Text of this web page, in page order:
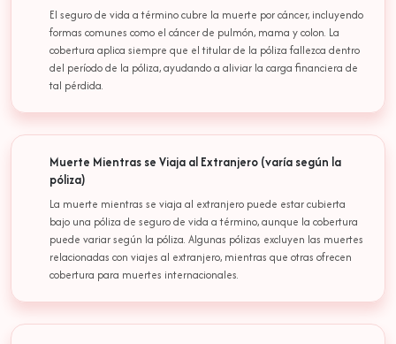
El seguro de vida a término cubre la muerte por cáncer, incluyendo
formas comunes como el cáncer de pulmón, mama y colon. La
cobertura aplica siempre que el titular de la póliza fallezca dentro
del período de la póliza, ayudando a aliviar la carga financiera de
tal pérdida.
Muerte Mientras se Viaja al Extranjero (varía según la
póliza)
La muerte mientras se viaja al extranjero puede estar cubierta
bajo una póliza de seguro de vida a término, aunque la cobertura
puede variar según la póliza. Algunas pólizas excluyen las muertes
relacionadas con viajes al extranjero, mientras que otras ofrecen
cobertura para muertes internacionales.